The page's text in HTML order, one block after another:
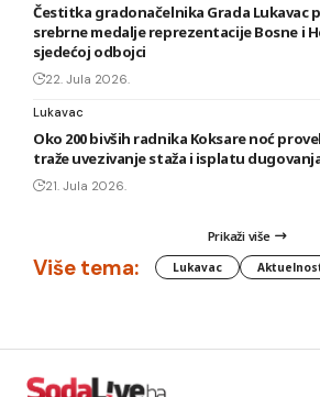
Čestitka gradonačelnika Grada Lukavac
srebrne medalje reprezentacije Bosne i
sjedećoj odbojci
22. Jula 2026.
Lukavac
Oko 200 bivših radnika Koksare noć
traže uvezivanje staža i isplatu
21. Jula 2026.
Prikaži više
Više tema: Lukavac